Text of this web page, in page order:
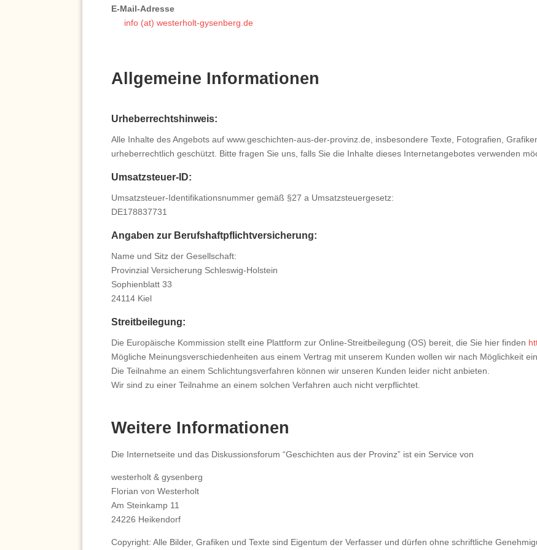
E-Mail-Adresse
info (at) westerholt-gysenberg.de
Allgemeine Informationen
Urheberrechtshinweis:
Alle Inhalte des Angebots auf www.geschichten-aus-der-provinz.de, insbesondere Texte, Fotografien,
urheberrechtlich geschützt. Bitte fragen Sie uns, falls Sie die Inhalte dieses Internetangebotes verwenden
Umsatzsteuer-ID:
Umsatzsteuer-Identifikationsnummer gemäß §27 a Umsatzsteuergesetz:
DE178837731
Angaben zur Berufshaftpflichtversicherung:
Name und Sitz der Gesellschaft:
Provinzial Versicherung Schleswig-Holstein
Sophienblatt 33
24114 Kiel
Streitbeilegung:
Die Europäische Kommission stellt eine Plattform zur Online-Streitbeilegung (OS) bereit, die Sie hier finden
Mögliche Meinungsverschiedenheiten aus einem Vertrag mit unserem Kunden wollen wir nach Möglichkeit
Die Teilnahme an einem Schlichtungsverfahren können wir unseren Kunden leider nicht anbieten.
Wir sind zu einer Teilnahme an einem solchen Verfahren auch nicht verpflichtet.
Weitere Informationen
Die Internetseite und das Diskussionsforum “Geschichten aus der Provinz” ist ein Service von
westerholt & gysenberg
Florian von Westerholt
Am Steinkamp 11
24226 Heikendorf
Copyright: Alle Bilder, Grafiken und Texte sind Eigentum der Verfasser und dürfen ohne schriftliche